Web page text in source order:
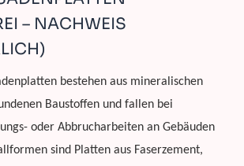
– NACHWEIS
bestehen aus mineralischen
Baustoffen und fallen bei
oder Abbrucharbeiten an Gebäuden
sind Platten aus Faserzement,